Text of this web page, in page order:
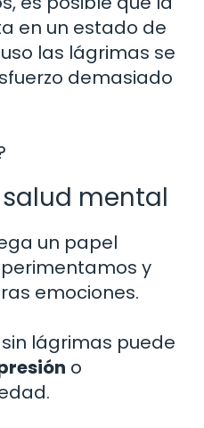
en un estado de
las lágrimas se
demasiado
mental
un papel
y
emociones.
lágrimas puede
o